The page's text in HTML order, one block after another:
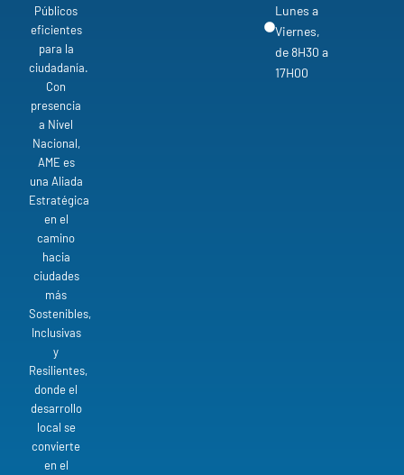
Públicos
eficientes
para la
ciudadanía.
Con
presencia
a Nivel
Nacional,
AME es
una Aliada
Estratégica
en el
camino
hacia
ciudades
más
Sostenibles,
Inclusivas
y
Resilientes,
donde el
desarrollo
local se
convierte
en el
Lunes a
Viernes,
de 8H30 a
17H00